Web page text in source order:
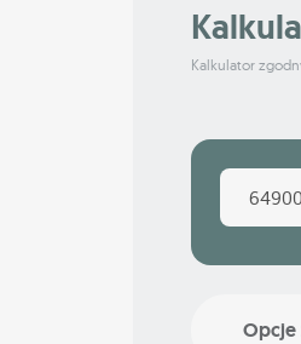
Kalkulator
Opcje